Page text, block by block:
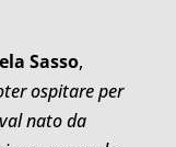
Sasso,
ospitare per
nato da